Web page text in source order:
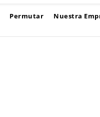
Permutar Nuestra